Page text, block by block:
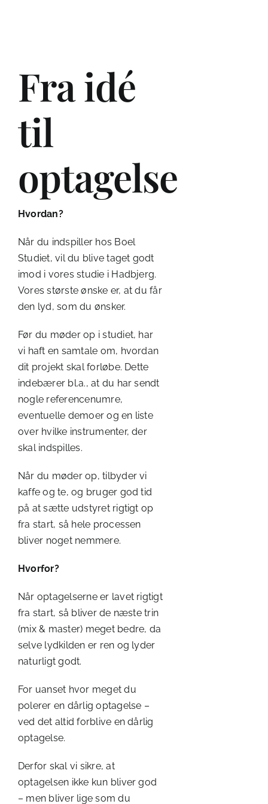
Fra idé
til
optagelse
Hvordan?
Når du indspiller hos Boel
Studiet, vil du blive taget godt
imod i vores studie i Hadbjerg.
Vores største ønske er, at du får
den lyd, som du ønsker.
Før du møder op i studiet, har
vi haft en samtale om, hvordan
dit projekt skal forløbe. Dette
indebærer bl.a., at du har sendt
nogle referencenumre,
eventuelle demoer og en liste
over hvilke instrumenter, der
skal indspilles.
Når du møder op, tilbyder vi
kaffe og te, og bruger god tid
på at sætte udstyret rigtigt op
fra start, så hele processen
bliver noget nemmere.
Hvorfor?
Når optagelserne er lavet rigtigt
fra start, så bliver de næste trin
(mix & master) meget bedre, da
selve lydkilden er ren og lyder
naturligt godt.
For uanset hvor meget du
polerer en dårlig optagelse –
ved det altid forblive en dårlig
optagelse.
Derfor skal vi sikre, at
optagelsen ikke kun bliver god
– men bliver lige som du